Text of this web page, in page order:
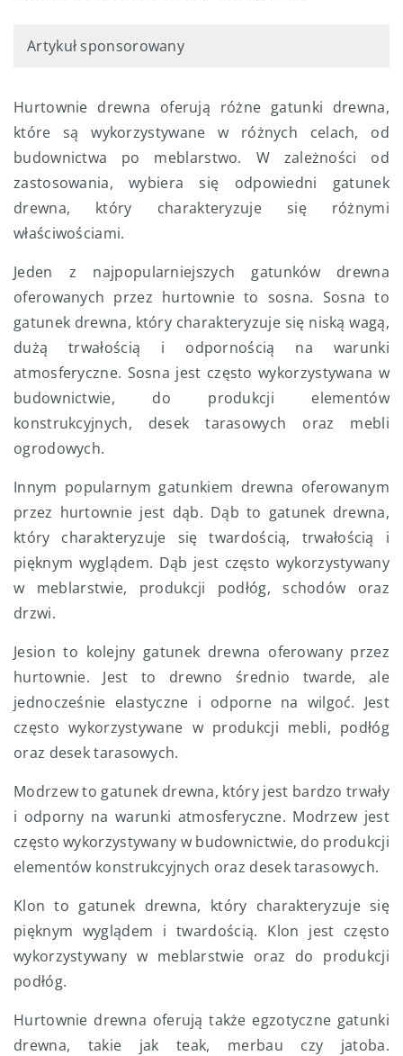
Artykuł sponsorowany
Hurtownie drewna oferują różne gatunki drewna,
które są wykorzystywane w różnych celach, od
budownictwa po meblarstwo. W zależności od
zastosowania, wybiera się odpowiedni gatunek
drewna, który charakteryzuje się różnymi
właściwościami.
Jeden z najpopularniejszych gatunków drewna
oferowanych przez hurtownie to sosna. Sosna to
gatunek drewna, który charakteryzuje się niską wagą,
dużą trwałością i odpornością na warunki
atmosferyczne. Sosna jest często wykorzystywana w
budownictwie, do produkcji elementów
konstrukcyjnych, desek tarasowych oraz mebli
ogrodowych.
Innym popularnym gatunkiem drewna oferowanym
przez hurtownie jest dąb. Dąb to gatunek drewna,
który charakteryzuje się twardością, trwałością i
pięknym wyglądem. Dąb jest często wykorzystywany
w meblarstwie, produkcji podłóg, schodów oraz
drzwi.
Jesion to kolejny gatunek drewna oferowany przez
hurtownie. Jest to drewno średnio twarde, ale
jednocześnie elastyczne i odporne na wilgoć. Jest
często wykorzystywane w produkcji mebli, podłóg
oraz desek tarasowych.
Modrzew to gatunek drewna, który jest bardzo trwały
i odporny na warunki atmosferyczne. Modrzew jest
często wykorzystywany w budownictwie, do produkcji
elementów konstrukcyjnych oraz desek tarasowych.
Klon to gatunek drewna, który charakteryzuje się
pięknym wyglądem i twardością. Klon jest często
wykorzystywany w meblarstwie oraz do produkcji
podłóg.
Hurtownie drewna oferują także egzotyczne gatunki
drewna, takie jak teak, merbau czy jatoba.